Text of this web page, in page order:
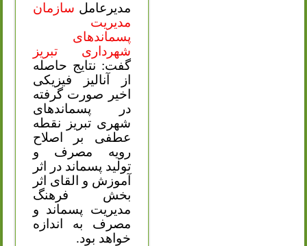
مدیرعامل سازمان
مدیریت
پسماندهای
شهرداری تبریز
گفت: نتایج حاصله
از آنالیز فیزیکی
اخیر صورت گرفته
در پسماندهای
شهری تبریز نقطه
عطفی بر اصلاح
رویه مصرف و
تولید پسماند در اثر
آموزش و القای اثر
بخش فرهنگ
مدیریت پسماند و
مصرف به اندازه
خواهد بود.